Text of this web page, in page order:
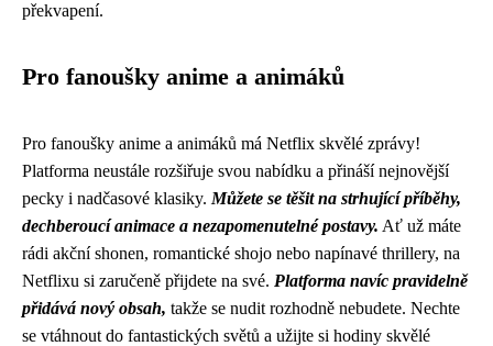
překvapení.
Pro fanoušky anime a animáků
Pro fanoušky anime a animáků má Netflix skvělé zprávy!
Platforma neustále rozšiřuje svou nabídku a přináší nejnovější
pecky i nadčasové klasiky. Můžete se těšit na strhující příběhy,
dechberoucí animace a nezapomenutelné postavy. Ať už máte
rádi akční shonen, romantické shojo nebo napínavé thrillery, na
Netflixu si zaručeně přijdete na své. Platforma navíc pravidelně
přidává nový obsah, takže se nudit rozhodně nebudete. Nechte
se vtáhnout do fantastických světů a užijte si hodiny skvělé